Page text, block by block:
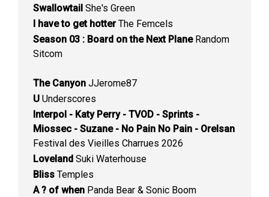
Swallowtail She's Green
I have to get hotterThe Femcels
Season 03 : Board on the Next PlaneRandom
Sitcom
The Canyon JJerome87
U Underscores
Interpol - Katy Perry - TVOD - Sprints -
Miossec - Suzane - No Pain No Pain - Orelsan
Festival des Vieilles Charrues 2026
Loveland Suki Waterhouse
Bliss Temples
A ? of when Panda Bear & Sonic Boom